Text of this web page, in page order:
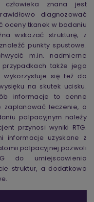
człowieka znana jest
diagnozować
oceny tkanek w badaniu
wskazać strukturę, z
punkty spustowe.
m.in. nadmierne
także jego
wykorzystuje się też do
na skutek ucisku.
informacje to cenne
leczenie, a
palpacyjnym należy
przynosi wyniki RTG.
informacje uzyskane z
palpacyjnej pozwoli
do umiejscowienia
struktur, a dodatkowo